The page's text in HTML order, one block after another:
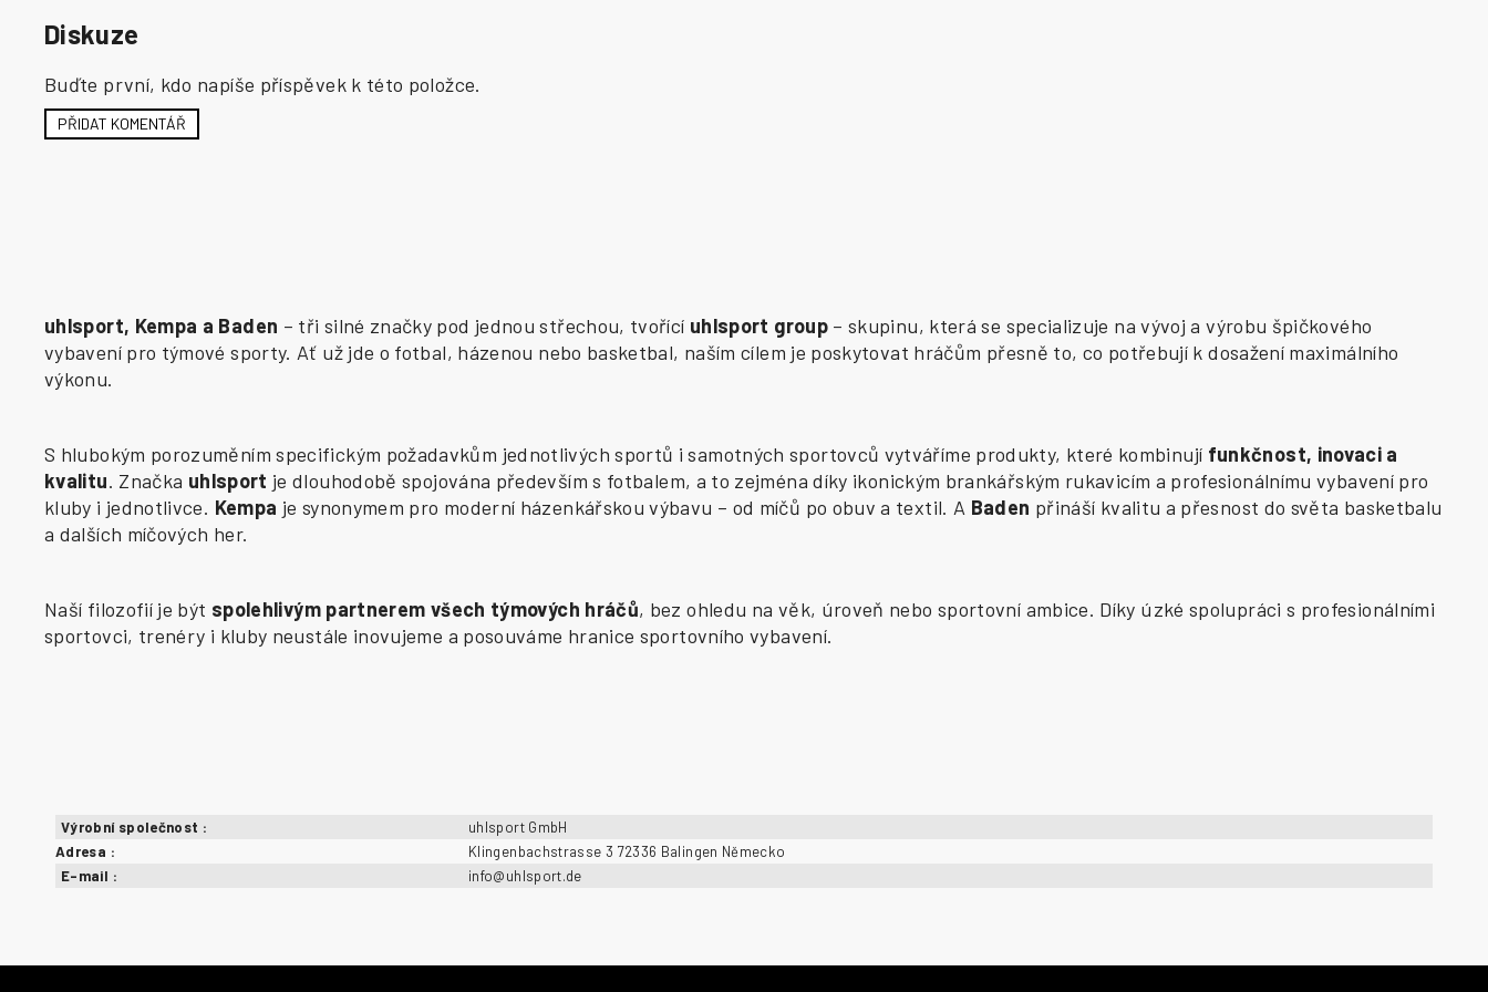
Diskuze
Buďte první, kdo napíše příspěvek k této položce.
PŘIDAT KOMENTÁŘ
uhlsport, Kempa a Baden – tři silné značky pod jednou střechou, tvořící uhlsport group– skupinu, která se specializuje na vývoj a výrobu špičkového
vybavení pro týmové sporty. Ať už jde o fotbal, házenou nebo basketbal, naším cílem je poskytovat hráčům přesně to, co potřebují k dosažení maximálního
výkonu.
S hlubokým porozuměním specifickým požadavkům jednotlivých sportů i samotných sportovců vytváříme produkty, které kombinují funkčnost, inovaci a
kvalitu. Značka uhlsport je dlouhodobě spojována především s fotbalem, a to zejména díky ikonickým brankářským rukavicím a profesionálnímu vybavení pro
kluby i jednotlivce. Kempa je synonymem pro moderní házenkářskou výbavu – od míčů po obuv a textil. A Baden přináší kvalitu a přesnost do světa basketbalu
a dalších míčových her.
Naší filozofií je být spolehlivým partnerem všech týmových hráčů, bez ohledu na věk, úroveň nebo sportovní ambice. Díky úzké spolupráci s profesionálními
sportovci, trenéry i kluby neustále inovujeme a posouváme hranice sportovního vybavení.
Výrobní společnost :
uhlsport GmbH
Adresa :
Klingenbachstrasse 3 72336 Balingen Německo
E-mail : info@uhlsport.de